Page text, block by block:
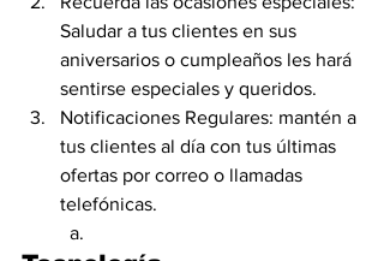
Saludar a tus clientes en sus
aniversarios o cumpleaños les hará
sentirse especiales y queridos.
Notificaciones Regulares: mantén a
tus clientes al día con tus últimas
ofertas por correo o llamadas
telefónicas.